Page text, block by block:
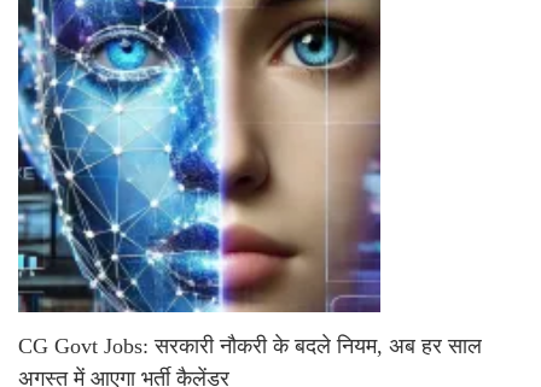
CG Govt Jobs: सरकारी नौकरी के बदले नियम, अब हर साल
अगस्त में आएगा भर्ती कैलेंडर